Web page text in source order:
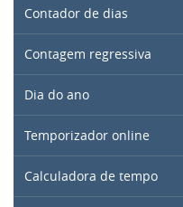
Contador de dias
Contagem regressiva
Dia do ano
Temporizador online
Calculadora de tempo